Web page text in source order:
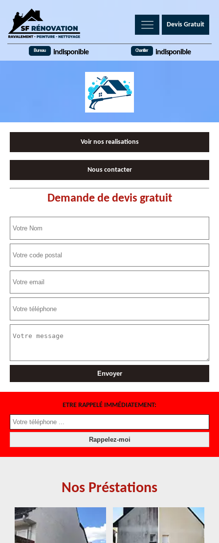
Devis Gratuit
Bureau indisponible Chantier indisponible
Voir nos realisations
Nous contacter
Demande de devis gratuit
ETRE RAPPELÉ IMMÉDIATEMENT:
Nos Préstations